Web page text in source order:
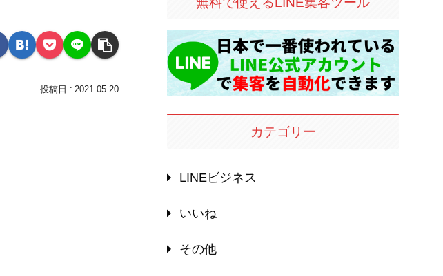
2021.05.20
カテゴリー
LINEビジネス
いいね
その他